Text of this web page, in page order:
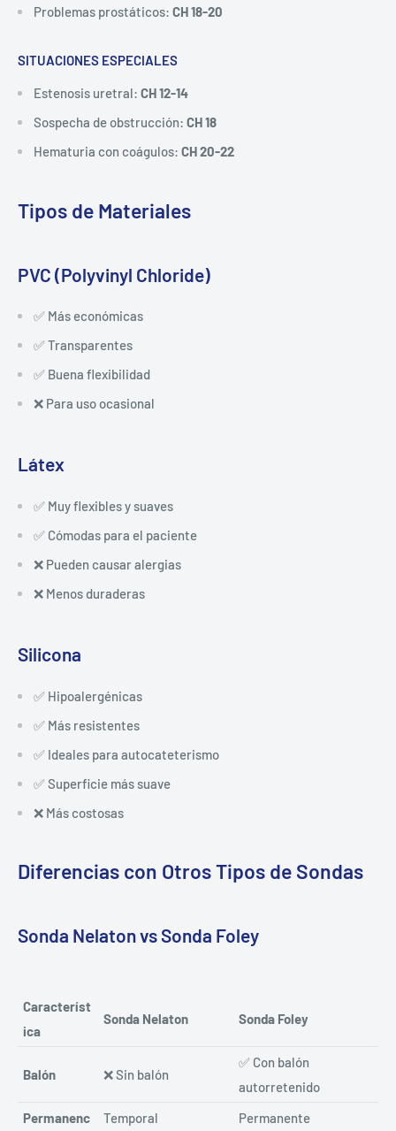
Problemas prostáticos: CH 18-20
SITUACIONES ESPECIALES
Estenosis uretral: CH 12-14
Sospecha de obstrucción: CH 18
Hematuria con coágulos: CH 20-22
Tipos de Materiales
PVC (Polyvinyl Chloride)
✅ Más económicas
✅ Transparentes
✅ Buena flexibilidad
❌ Para uso ocasional
Látex
✅ Muy flexibles y suaves
✅ Cómodas para el paciente
❌ Pueden causar alergias
❌ Menos duraderas
Silicona
✅ Hipoalergénicas
✅ Más resistentes
✅ Ideales para autocateterismo
✅ Superficie más suave
❌ Más costosas
Diferencias con Otros Tipos de Sondas
Sonda Nelaton vs Sonda Foley
Característ
ica
Sonda Nelaton Sonda Foley
Balón ❌ Sin balón
✅ Con balón
autorretenido
Permanenc
Temporal
Permanente